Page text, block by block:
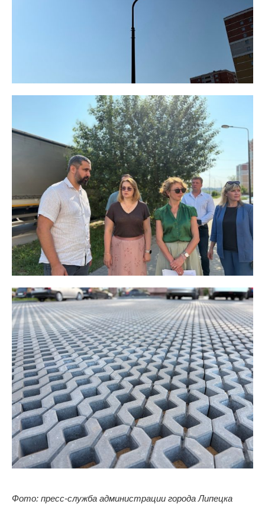
Фото: пресс-служба администрации города Липецка